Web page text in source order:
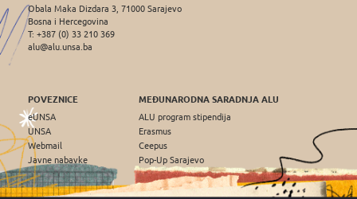
Obala Maka Dizdara 3, 71000 Sarajevo
Bosna i Hercegovina
T: +387 (0) 33 210 369
alu@alu.unsa.ba
POVEZNICE
eUNSA
UNSA
Webmail
Javne nabavke
MEĐUNARODNA SARADNJA ALU
ALU program stipendija
Erasmus
Ceepus
Pop-Up Sarajevo